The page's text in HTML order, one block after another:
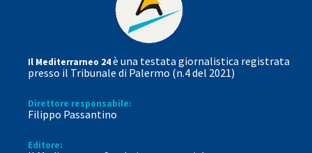
Il Mediterrarneo 24è una testata giornalistica registrata
presso il Tribunale di Palermo (n.4 del 2021)
Direttore responsabile:
Filippo Passantino
Editore: